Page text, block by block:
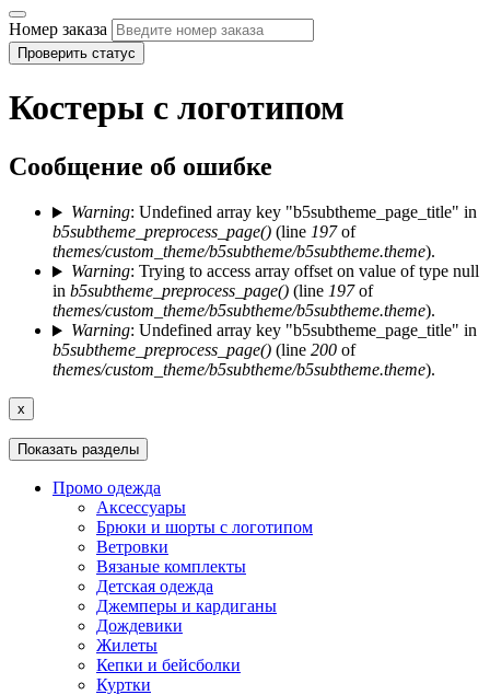
Номер заказа
Проверить статус
Костеры с логотипом
Сообщение об ошибке
Warning: Undefined array key "b5subtheme_page_title" in
b5subtheme_preprocess_page() (line 197of
themes/custom_theme/b5subtheme/b5subtheme.theme).
Warning: Trying to access array offset on value of type null
in b5subtheme_preprocess_page() (line 197of
themes/custom_theme/b5subtheme/b5subtheme.theme).
Warning: Undefined array key "b5subtheme_page_title" in
b5subtheme_preprocess_page() (line 200 of
themes/custom_theme/b5subtheme/b5subtheme.theme).
x
Показать разделы
Промо одежда
Аксессуары
Брюки и шорты с логотипом
Ветровки
Вязаные комплекты
Детская одежда
Джемперы и кардиганы
Дождевики
Жилеты
Кепки и бейсболки
Куртки